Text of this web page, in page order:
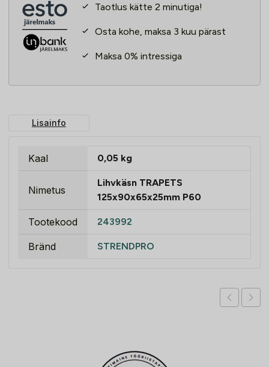
Taotlus kätte 2 minutiga!
Osta kohe, maksa 3 kuu pärast
Maksa 0% intressiga
Lisainfo
Kaal 0,05 kg
Nimetus
Lihvkäsn TRAPETS
125x90x65x25mm P60
Tootekood 243992
Bränd STRENDPRO